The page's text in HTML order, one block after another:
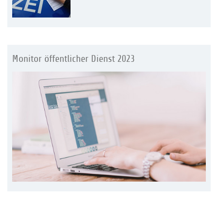
Monitor öffentlicher Dienst 2023